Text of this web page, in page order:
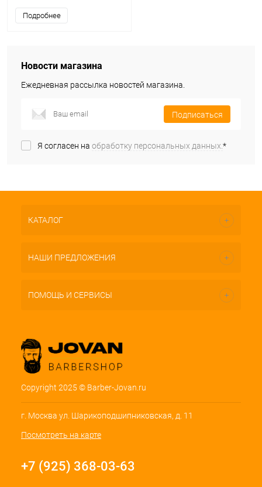
Подробнее
Новости магазина
Ежедневная рассылка новостей магазина.
Подписаться
Я согласен на обработку персональных данных.*
КАТАЛОГ
НАШИ ПРЕДЛОЖЕНИЯ
ПОМОЩЬ И СЕРВИСЫ
Copyright 2025 © Barber-Jovan.ru
г. Москва ул. Шарикоподшипниковская, д. 11
Посмотреть на карте
+7 (925) 368-03-63